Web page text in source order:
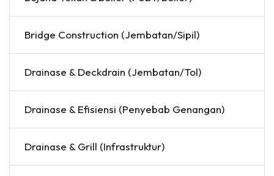
Bridge Construction (Jembatan/Sipil)
Drainase & Deckdrain (Jembatan/Tol)
Drainase & Efisiensi (Penyebab Genangan)
Drainase & Grill (Infrastruktur)